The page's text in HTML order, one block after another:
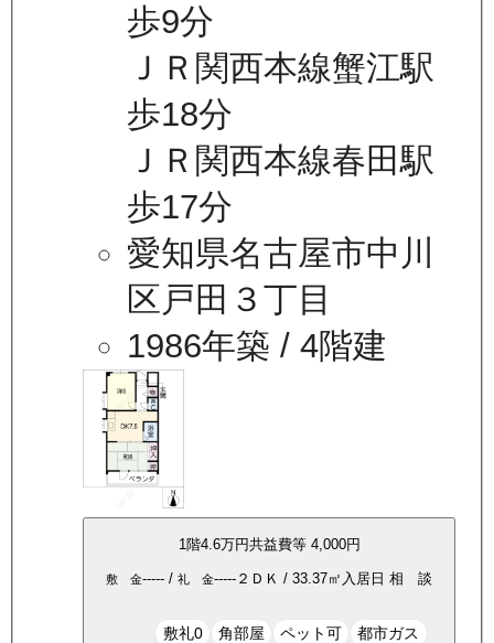
歩9分
ＪＲ関西本線蟹江駅
歩18分
ＪＲ関西本線春田駅
歩17分
愛知県名古屋市中川
区戸田３丁目
1986年築 / 4階建
1 階4.6万円共益費等 4,000円
敷 金----- / 礼 金----- ２ＤＫ / 33.37㎡ 入居日 相 談
敷礼0 角部屋 ペット可 都市ガス